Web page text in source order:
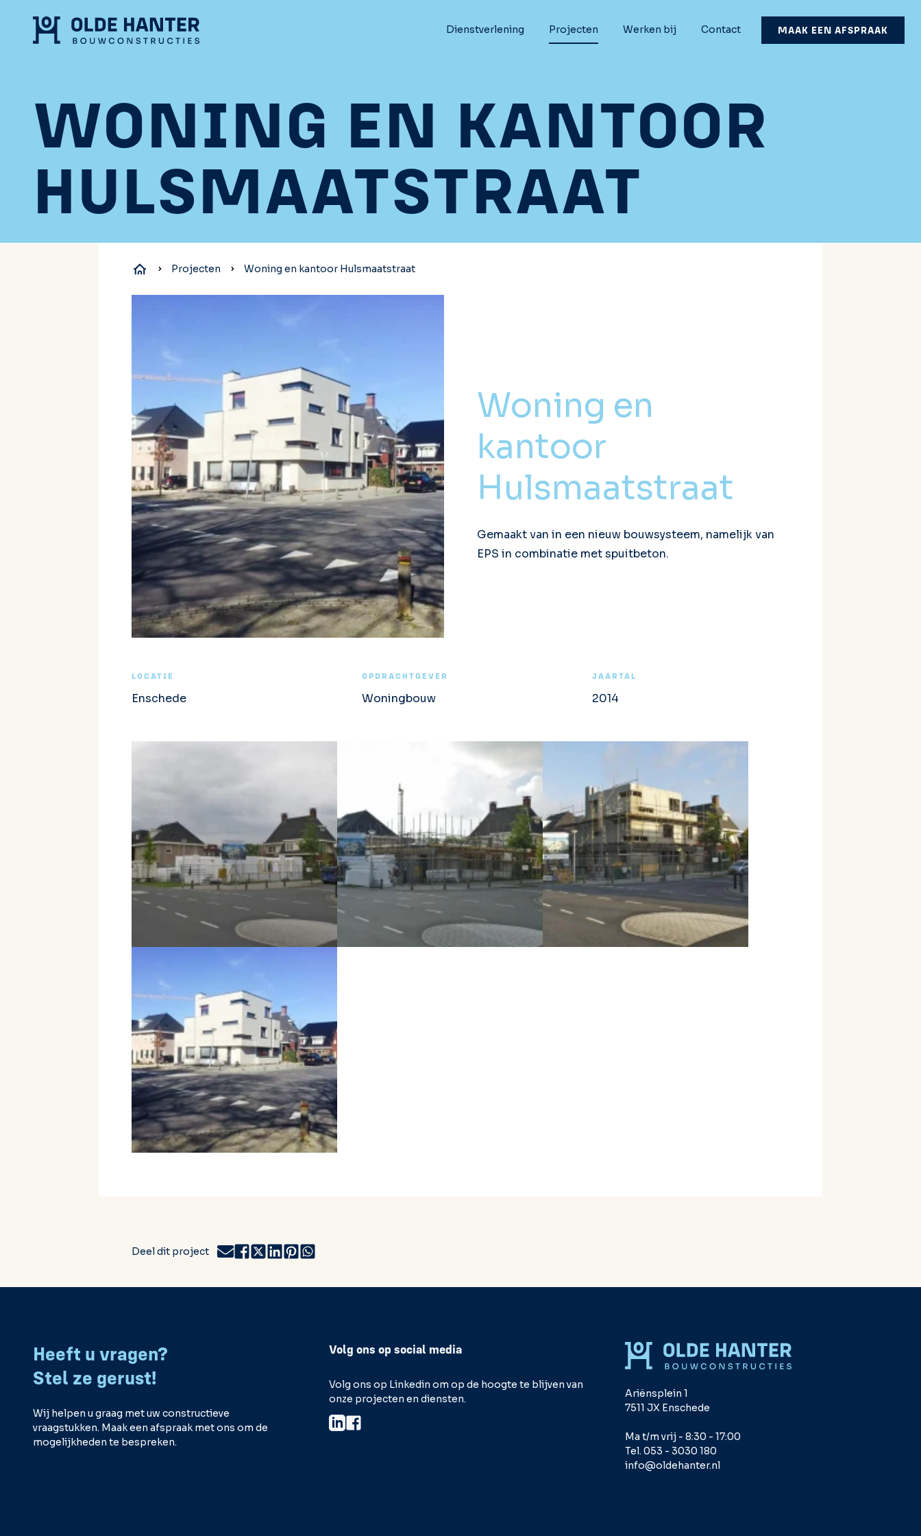
Dienstverlening Projecten Werken bij Contact MAAK EEN AFSPRAAK
WONING EN KANTOOR
HULSMAATSTRAAT
Projecten Woning en kantoor Hulsmaatstraat
Woning en
kantoor
Hulsmaatstraat
Gemaakt van in een nieuw bouwsysteem, namelijk van
EPS in combinatie met spuitbeton.
LOCATIE
Enschede
OPDRACHTGEVER
Woningbouw
JAARTAL
2014
Deel dit project
Heeft u vragen?
Stel ze gerust!
Wij helpen u graag met uw constructieve
vraagstukken. Maak een afspraak met ons om de
mogelijkheden te bespreken.
Volg ons op social media
Volg ons op Linkedin om op de hoogte te blijven van
onze projecten en diensten.
Ariënsplein 1
7511 JX Enschede
Ma t/m vrij - 8:30 - 17:00
Tel. 053 - 3030 180
info@oldehanter.nl